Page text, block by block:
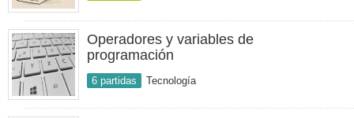
Operadores y variables de
programación
6 partidas Tecnología